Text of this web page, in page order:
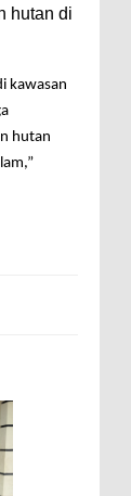
Air
Poket
hutan di
kawasan
hutan